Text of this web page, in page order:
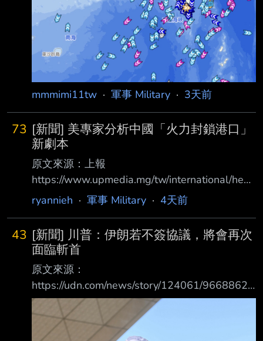
mmmimi11tw · 軍事 Military · 3天前
73 [新聞] 美專家分析中國「火力封鎖港口」
新劇本
原文來源：上報
https://www.upmedia.mg/tw/international/head
lines/265400 原文摘要： 不必圍島也能封鎖台
中國近年加大環台軍演，被認為可能藉由海上
封鎖來逼台灣人民屈服。專家指出，海上封鎖
仍然有風險，可能會與美國在內的大國發生衝
突，但有一種方法不需要包圍台灣、不需要封
閉台灣海峽，也能達到封鎖效果，那就是對台
灣港口進行「火力封鎖」（blockade by fire）。
《外交事務》4日刊載一篇文章，標題
ryannieh · 軍事 Military · 4天前
43 [新聞] 川普：伊朗若不簽協議，將會再次
面臨斬首
原文來源：
https://udn.com/news/story/124061/9668862
原文摘要： 美國總統川普今天在白宮表示，如
果伊朗不同意達成結束兩國衝突的協議，就會面
臨「斬 首」，而伊朗當局還有最後一次機會 川